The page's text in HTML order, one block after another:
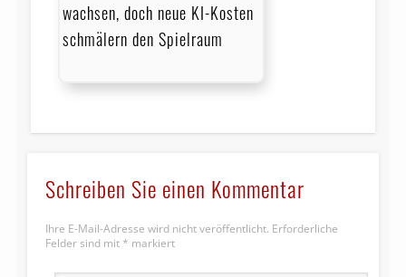
wachsen, doch neue KI-Kosten
schmälern den Spielraum
Schreiben Sie einen Kommentar
Ihre E-Mail-Adresse wird nicht veröffentlicht. Erforderliche
Felder sind mit * markiert